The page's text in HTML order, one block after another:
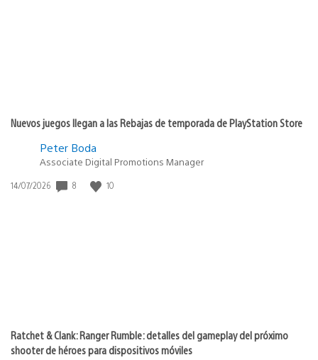
Nuevos juegos llegan a las Rebajas de temporada de PlayStation Store
Peter Boda
Associate Digital Promotions Manager
Fecha
14/07/2026 8 10
Ratchet & Clank: Ranger Rumble: detalles del gameplay del próximo
shooter de héroes para dispositivos móviles